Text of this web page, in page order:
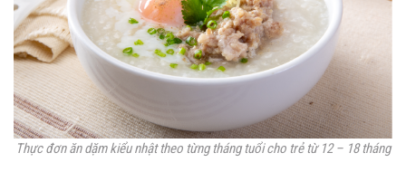
Thực đơn ăn dặm kiểu nhật theo từng tháng tuổi cho trẻ từ 12 – 18 tháng